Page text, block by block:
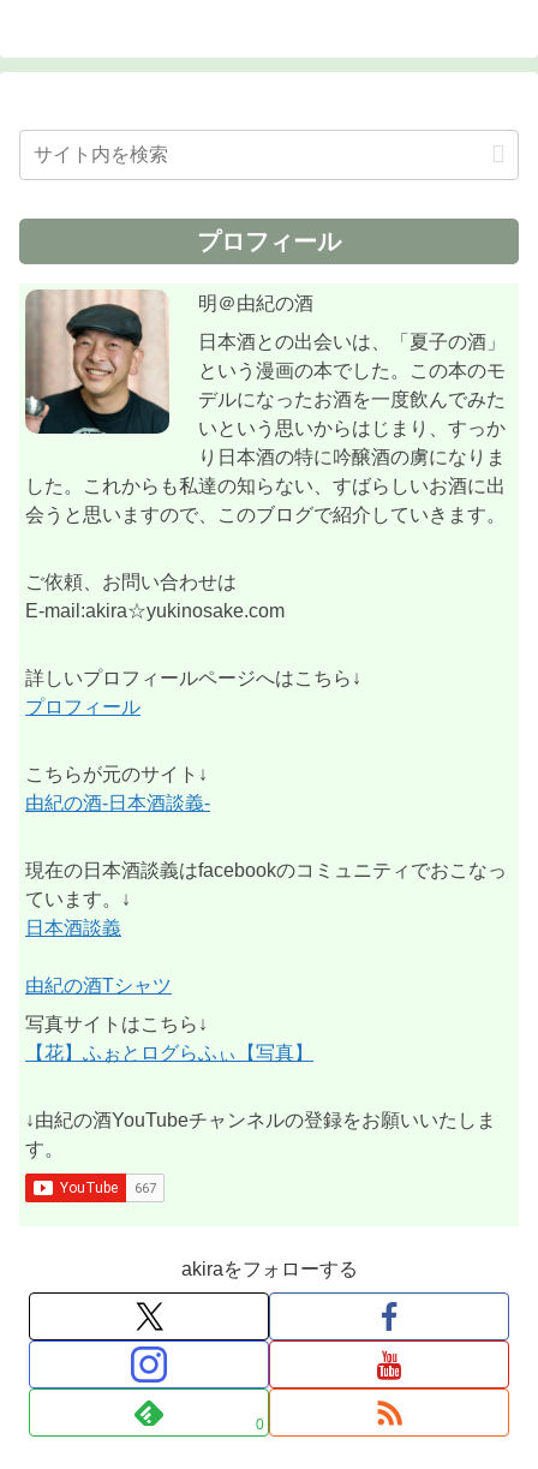
プロフィール
明＠由紀の酒
日本酒との出会いは、「夏子の酒」
という漫画の本でした。この本のモ
デルになったお酒を一度飲んでみた
いという思いからはじまり、すっか
り日本酒の特に吟醸酒の虜になりま
した。これからも私達の知らない、すばらしいお酒に出
会うと思いますので、このブログで紹介していきます。
ご依頼、お問い合わせは
E-mail:akira☆yukinosake.com
詳しいプロフィールページへはこちら↓
プロフィール
こちらが元のサイト↓
由紀の酒-日本酒談義-
現在の日本酒談義はfacebookのコミュニティでおこなっ
ています。↓
日本酒談義
由紀の酒Tシャツ
写真サイトはこちら↓
【花】ふぉとログらふぃ【写真】
↓由紀の酒YouTubeチャンネルの登録をお願いいたしま
す。
akiraをフォローする
0